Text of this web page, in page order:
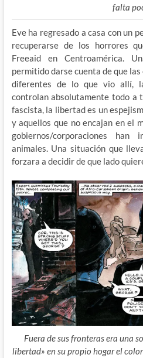
falta
Eve ha regresado a casa con un
recuperarse de los horrores
Freeaid en Centroamérica.
permitido darse cuenta de que las
diferentes de lo que vio allí,
controlan absolutamente todo a
fascista, la libertad es un
y aquellos que no encajan en el
gobiernos/corporaciones
animales. Una situación que
forzara a decidir de que lado
Fuera de sus fronteras era una
libertad» en su propio hogar el